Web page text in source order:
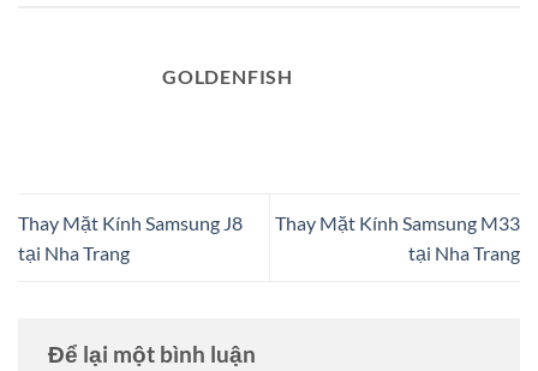
GOLDENFISH
Thay Mặt Kính Samsung J8
tại Nha Trang
Thay Mặt Kính Samsung M33
tại Nha Trang
Để lại một bình luận